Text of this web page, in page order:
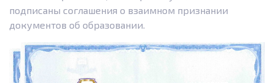
подписаны соглашения о взаимном признании
документов об образовании.